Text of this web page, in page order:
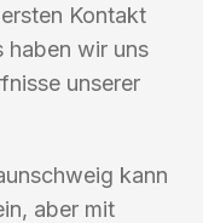
Kontakt
haben wir uns
unserer
kann
aber mit